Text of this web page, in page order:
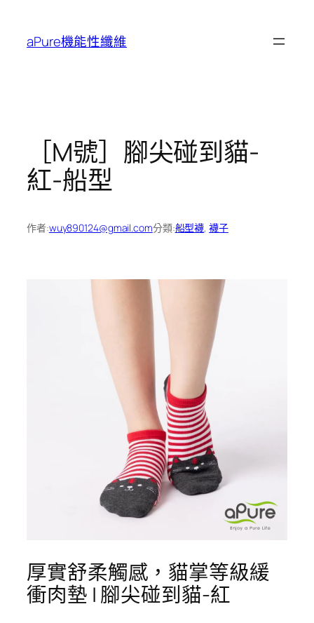
aPure機能性纖維
［M號］腳尖碰到貓-
紅-船型
作者:wuy890124@gmail.com分類:船型襪, 襪子
厚實舒柔觸感，貓掌等級緩
衝肉墊 | 腳尖碰到貓-紅